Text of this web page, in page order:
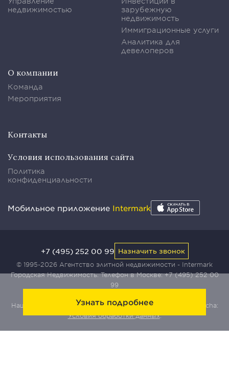
Узнать подробнее
недвижимостью
зарубежную
недвижимость
Иммиграционные услуги
Аналитика для
девелоперов
О компании
Команда
Мероприятия
Контакты
Условия использования сайта
Политика
конфиденциальности
Мобильное приложение Intermark
© 1995-2026 Агентство элитной недвижимости - Intermark
Городская Недвижимость. Телефон в Москве:+7 (495) 252 00
99
Наш сайт защищен с помощью сервиса Yandex SmartCaptcha:
Условия обработки данных.
+7 (495) 252 00 99 Назначить звонок